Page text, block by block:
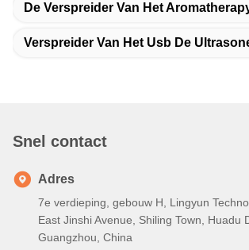
De Verspreider Van Het
Verspreider Van Het Usb De
Snel contact
Adres
7e verdieping, gebouw H, Lingyun
East Jinshi Avenue, Shiling Town, Huadu
Guangzhou, China